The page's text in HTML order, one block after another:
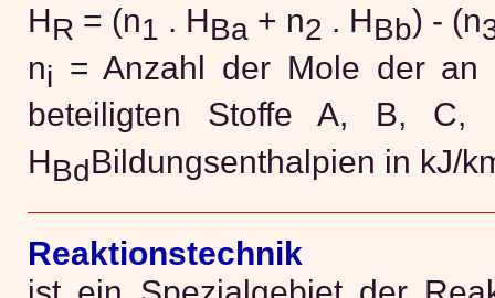
HR = (n1 . HBa + n2 . HBb) - (n
ni = Anzahl der Mole der an
beteiligten Stoffe A, B,
HBdBildungsenthalpien in kJ/
Reaktionstechnik